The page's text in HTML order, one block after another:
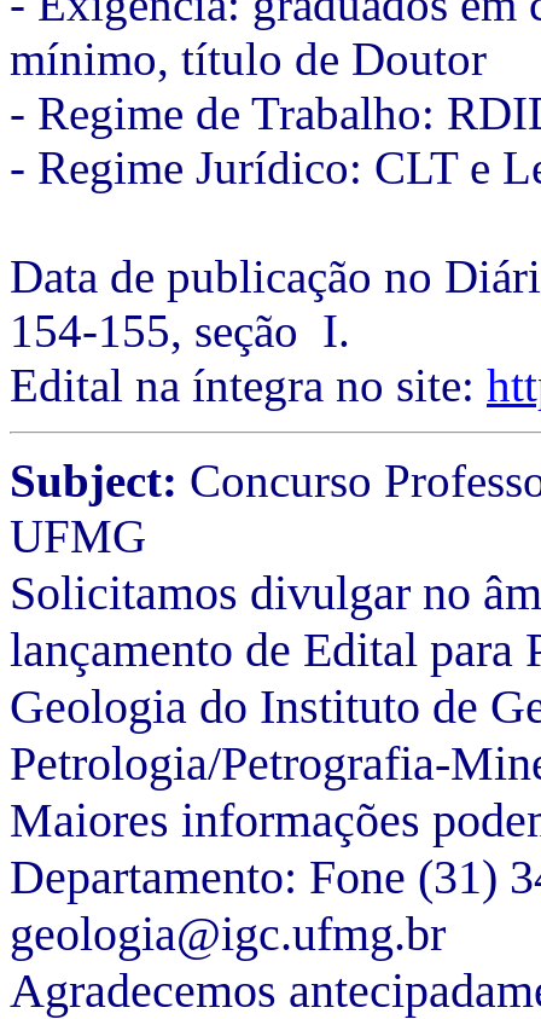
mínimo, título de Doutor
- Regime de Trabalho:
- Regime Jurídico: CLT e
Data de publicação no
154-155, seção I.
Edital na íntegra no site:
Subject: Concurso
UFMG
Solicitamos divulgar no
lançamento de Edital para
Geologia do Instituto de
Petrologia/Petrografia-
Maiores informações
Departamento: Fone (31)
geologia@igc.ufmg.br
Agradecemos